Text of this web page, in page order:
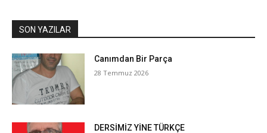
SON YAZILAR
Canımdan Bir Parça
28 Temmuz 2026
DERSİMİZ YİNE TÜRKÇE